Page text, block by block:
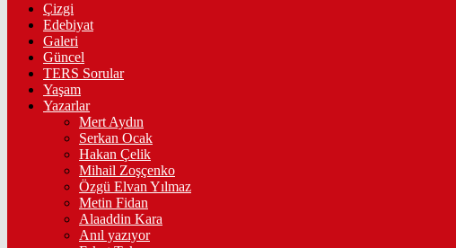
Çizgi
Edebiyat
Galeri
Güncel
TERS Sorular
Yaşam
Yazarlar
Mert Aydın
Serkan Ocak
Hakan Çelik
Mihail Zoşçenko
Özgü Elvan Yılmaz
Metin Fidan
Alaaddin Kara
Anıl yazıyor